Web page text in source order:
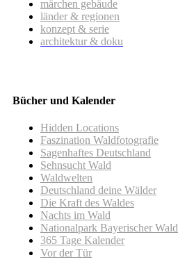
märchen gebäude
länder & regionen
konzept & serie
architektur & doku
Bücher und Kalender
Hidden Locations
Faszination Waldfotografie
Sagenhaftes Deutschland
Sehnsucht Wald
Waldwelten
Deutschland deine Wälder
Die Kraft des Waldes
Nachts im Wald
Nationalpark Bayerischer Wald
365 Tage Kalender
Vor der Tür